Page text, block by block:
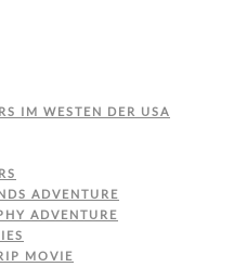
IM WESTEN DER USA
ADVENTURE
ADVENTURE
MOVIE